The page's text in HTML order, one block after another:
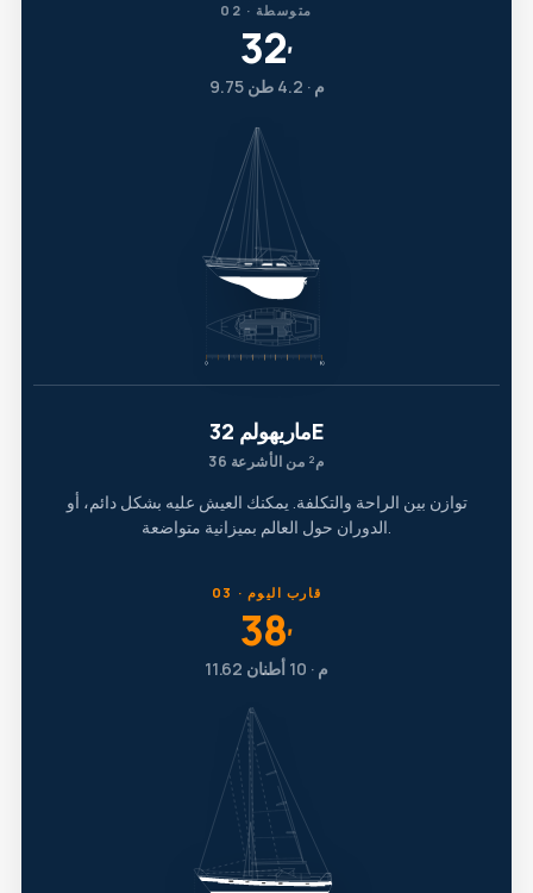
02 · متوسطة
32′
9.75 م · 4.2 طن
ماريهولم 32E
36 م² من الأشرعة
توازن بين الراحة والتكلفة. يمكنك العيش عليه بشكل دائم، أو
الدوران حول العالم بميزانية متواضعة.
03 · قارب اليوم
38′
11.62 م · 10 أطنان